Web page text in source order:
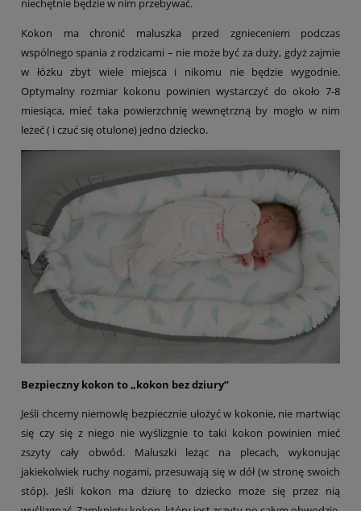
niechętnie będzie w nim przebywać.
Kokon ma chronić maluszka przed zgnieceniem podczas
wspólnego spania z rodzicami – nie może być za duży, gdyż zajmie
w łóżku zbyt wiele miejsca i nikomu nie będzie wygodnie.
Optymalny rozmiar kokonu powinien wystarczyć do około 7-8
miesiąca, mieć taka powierzchnię wewnętrzną by mogło w nim
leżeć ( i czuć się otulone) jedno dziecko.
Bezpieczny kokon to „kokon bez dziury”
Jeśli chcemy niemowlę bezpiecznie ułożyć w kokonie, nie martwiąc
się czy się z niego nie wyślizgnie to taki kokon powinien mieć
zszyty cały obwód. Maluszki leżąc na plecach, wykonując
jakiekolwiek ruchy nogami, przesuwają się w dół (w stronę swoich
stóp). Jeśli kokon ma dziurę to dziecko może się przez nią